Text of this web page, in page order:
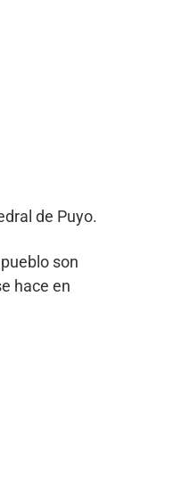
de Puyo.
son
hace en